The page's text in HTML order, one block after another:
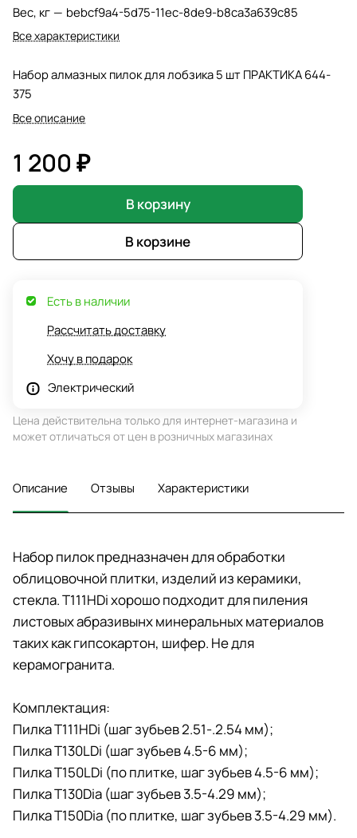
Вес, кг — bebcf9a4-5d75-11ec-8de9-b8ca3a639c85
Все характеристики
Набор алмазных пилок для лобзика 5 шт ПРАКТИКА 644-
375
Все описание
1 200 ₽
В корзину
В корзине
Есть в наличии
Рассчитать доставку
Хочу в подарок
Электрический
Цена действительна только для интернет-магазина и
может отличаться от цен в розничных магазинах
Описание Отзывы Характеристики
Набор пилок предназначен для обработки
облицовочной плитки, изделий из керамики,
стекла. T111HDi хорошо подходит для пиления
листовых абразивынх минеральных материалов
таких как гипсокартон, шифер. Не для
керамогранита.
Комплектация:
Пилка T111HDi (шаг зубьев 2.51-.2.54 мм);
Пилка T130LDi (шаг зубьев 4.5-6 мм);
Пилка T150LDi (по плитке, шаг зубьев 4.5-6 мм);
Пилка T130Dia (шаг зубьев 3.5-4.29 мм);
Пилка T150Dia (по плитке, шаг зубьев 3.5-4.29 мм).